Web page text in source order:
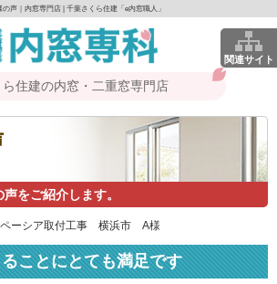
関連サイト
の声｜内窓専門店 | 千葉さくら住建「e内窓職人」
ら住建の内窓・二重窓専門店
をご紹介します。
ーシア取付工事 横浜市 A様
ことにとても満足です